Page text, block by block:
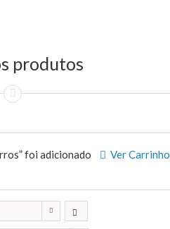
produtos
Ver Carrinho
foi adicionado